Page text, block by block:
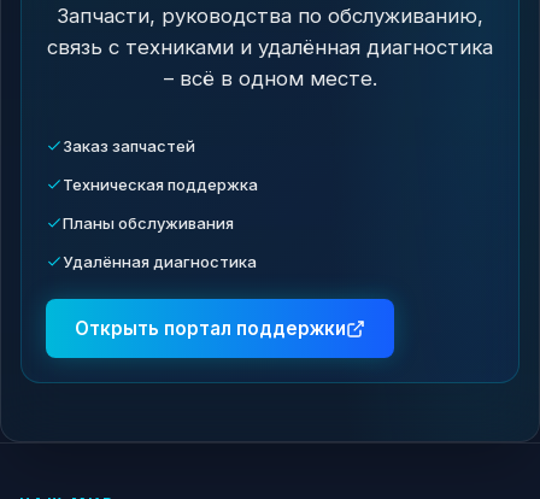
Запчасти, руководства по обслуживанию,
связь с техниками и удалённая диагностика
– всё в одном месте.
Заказ запчастей
Техническая поддержка
Планы обслуживания
Удалённая диагностика
Открыть портал поддержки